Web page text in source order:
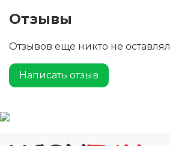
Отзывы
Отзывов еще никто не оставлял
Написать отзыв